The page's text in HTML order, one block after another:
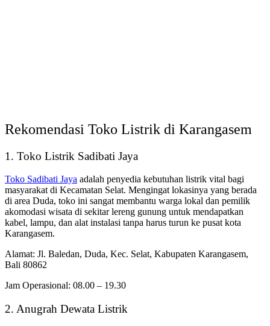
Rekomendasi Toko Listrik di Karangasem
1. Toko Listrik Sadibati Jaya
Toko Sadibati Jaya adalah penyedia kebutuhan listrik vital bagi
masyarakat di Kecamatan Selat. Mengingat lokasinya yang berada
di area Duda, toko ini sangat membantu warga lokal dan pemilik
akomodasi wisata di sekitar lereng gunung untuk mendapatkan
kabel, lampu, dan alat instalasi tanpa harus turun ke pusat kota
Karangasem.
Alamat: Jl. Baledan, Duda, Kec. Selat, Kabupaten Karangasem,
Bali 80862
Jam Operasional: 08.00 – 19.30
2. Anugrah Dewata Listrik